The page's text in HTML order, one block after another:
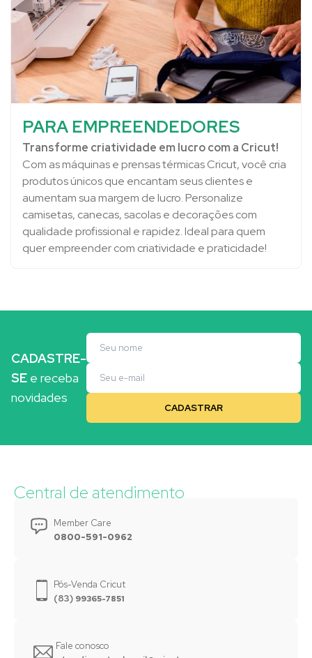
PARA EMPREENDEDORES
Transforme criatividade em lucro com a Cricut!
Com as máquinas e prensas térmicas Cricut, você cria
produtos únicos que encantam seus clientes e
aumentam sua margem de lucro. Personalize
camisetas, canecas, sacolas e decorações com
qualidade profissional e rapidez. Ideal para quem
quer empreender com criatividade e praticidade!
CADASTRE-
SE e receba
novidades
Central de atendimento
Member Care
0800-591-0962
Pós-Venda Cricut
(83) 99365-7851
Fale conosco